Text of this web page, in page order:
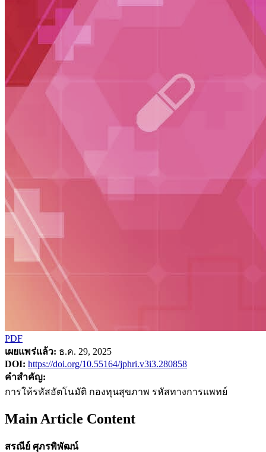
PDF
เผยแพร่แล้ว: ธ.ค. 29, 2025
DOI: https://doi.org/10.55164/jphri.v3i3.280858
คำสำคัญ:
การให้รหัสอัตโนมัติ กองทุนสุขภาพ รหัสทางการแพทย์
Main Article Content
สรณีย์ ศุภรพิพัฒน์